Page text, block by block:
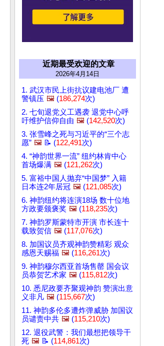
近期最受欢迎的文章
2026年4月14日
1. 武汉市民上街抗议建电池厂 遭
警镇压 🖼️ (186,274次)
2. 七旬退党义工遇袭 退党中心呼
吁维护信仰自由 🖼️ (142,520次)
3. 张雪峰之死与习近平的“三个志
愿” 🖼️ 📝 (122,491次)
4. “神韵世界一流” 纽约林肯中心
首场爆满 🖼️ (121,262次)
5. 富裕中国人抛弃“中国梦” 入籍
日本连2年居冠 🖼️ (121,085次)
6. 神韵纽约将连演18场 数十位地
方政要颁褒奖 🖼️ (118,235次)
7. 神韵罗斯蒙特市开演 市长连十
载致贺信 🖼️ (117,076次)
8. 加国议员齐观神韵赞精彩 观众
感恩天赐福 🖼️ (116,261次)
9. 神韵穆尔西亚首场售罄 国会议
员恭贺艺术家 🖼️ (115,812次)
10. 悉尼政要齐聚观神韵 赞演出意
义非凡 🖼️ (115,667次)
11. 神韵多伦多遭炸弹威胁 加国议
员谴责中共 🖼️ (115,210次)
12. 退役武警：我们最想把领导干
死 🖼️ 📝 (114,861次)